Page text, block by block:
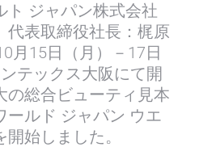
ト ジャパン株式会社
代表取締役社長：梶原
月15日（月）－17日
テックス大阪にて開
の総合ビューティ見本
ールド ジャパン ウエ
始しました。